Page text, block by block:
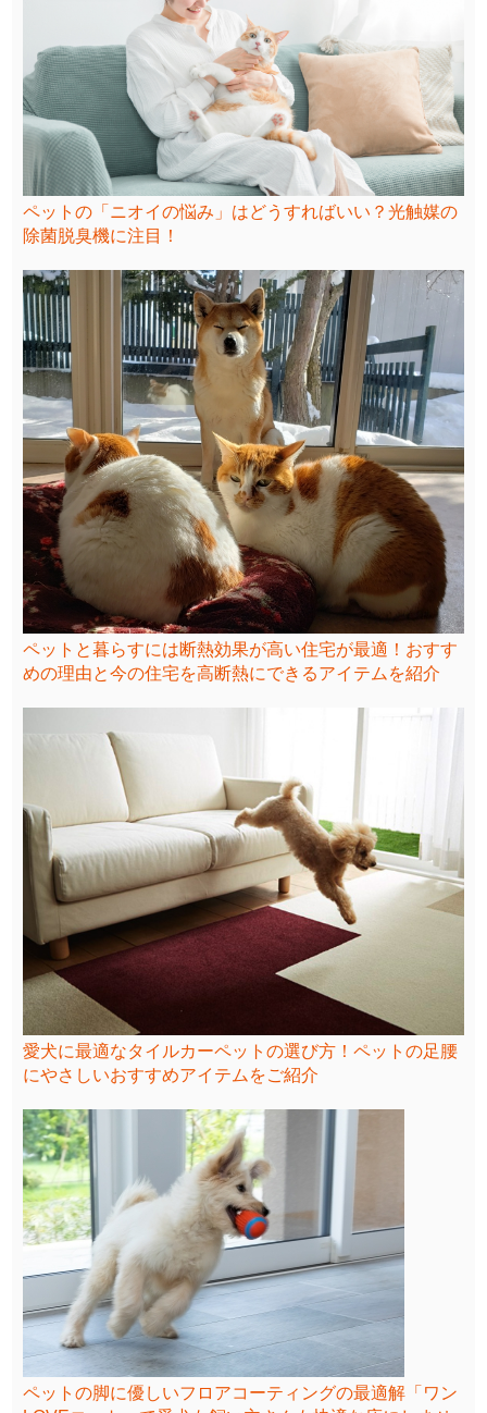
ペットの「ニオイの悩み」はどうすればいい？光触媒の
除菌脱臭機に注目！
ペットと暮らすには断熱効果が高い住宅が最適！おすす
めの理由と今の住宅を高断熱にできるアイテムを紹介
愛犬に最適なタイルカーペットの選び方！ペットの足腰
にやさしいおすすめアイテムをご紹介
ペットの脚に優しいフロアコーティングの最適解「ワン